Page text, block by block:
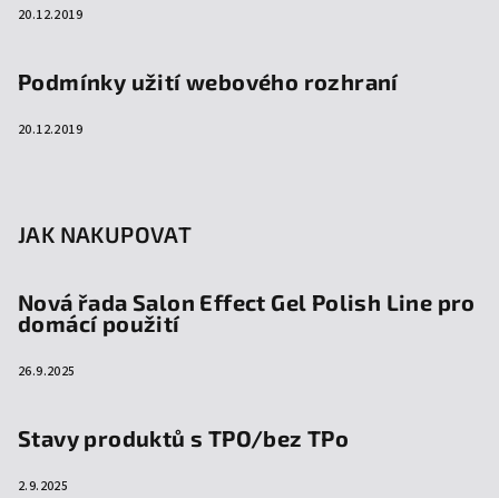
20.12.2019
Podmínky užití webového rozhraní
20.12.2019
JAK NAKUPOVAT
Nová řada Salon Effect Gel Polish Line pro
domácí použití
26.9.2025
Stavy produktů s TPO/bez TPo
2.9.2025